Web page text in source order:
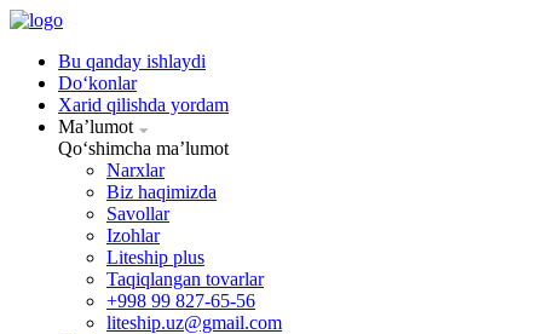
Bu qanday ishlaydi
Doʻkonlar
Xarid qilishda yordam
Maʼlumot
Qoʻshimcha maʼlumot
Narxlar
Biz haqimizda
Savollar
Izohlar
Liteship plus
Taqiqlangan tovarlar
+998 99 827-65-56
liteship.uz@gmail.com